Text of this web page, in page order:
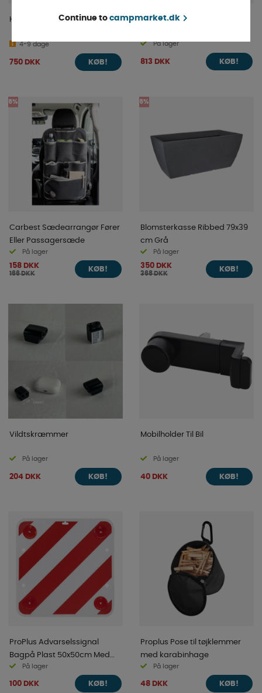
Hårtørrer Vægmonteret 12v
4-9 dage
750 DKK KØB!
Avara Propandetektor
På lager
813 DKK KØB!
5%
Carbest Sædearrangør Fører
Eller Passagersæde
På lager
158 DKK
166 DKK
KØB!
5%
Blomsterkasse Ribbed 79x39
cm Grå
På lager
350 DKK
368 DKK
KØB!
Vildtskræmmer
På lager
204 DKK KØB!
Mobilholder Til Bil
På lager
40 DKK KØB!
ProPlus Advarselssignal
Bagpå Plast 50x50cm Med
Reflektorer
På lager
100 DKK KØB!
Proplus Pose til tøjklemmer
med karabinhage
På lager
48 DKK KØB!
Continue to campmarket.dk